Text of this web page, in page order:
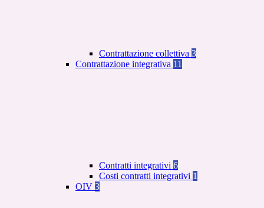
Contrattazione collettiva 3
Contrattazione integrativa 11
Contratti integrativi 6
Costi contratti integrativi 1
OIV 3